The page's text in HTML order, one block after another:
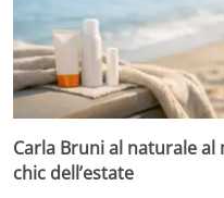
Carla Bruni al naturale
chic dell’estate